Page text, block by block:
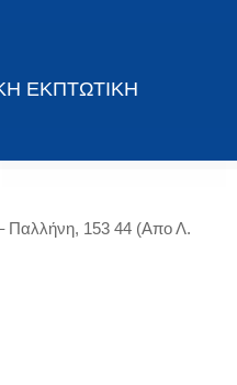
ΕΚΠΤΩΤΙΚΗ
Παλλήνη, 153 44 (Απο Λ.